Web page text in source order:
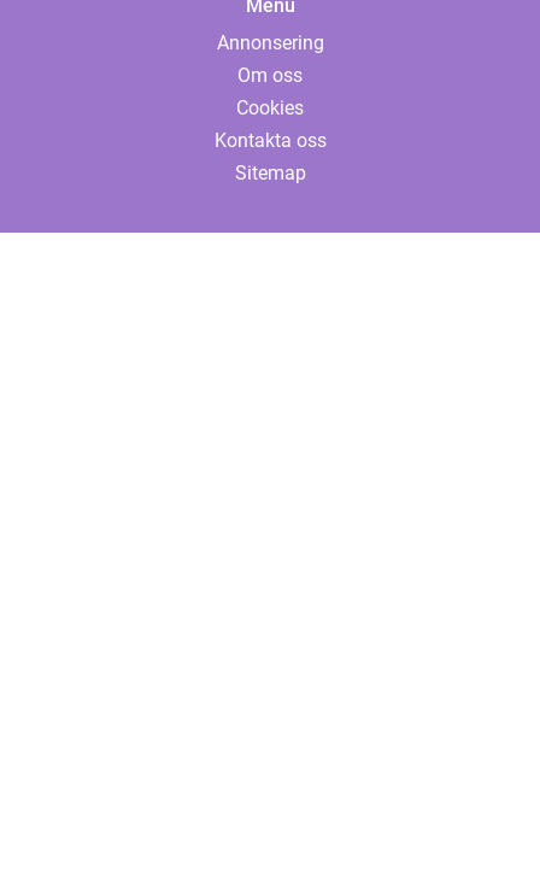
Menu
Annonsering
Om oss
Cookies
Kontakta oss
Sitemap